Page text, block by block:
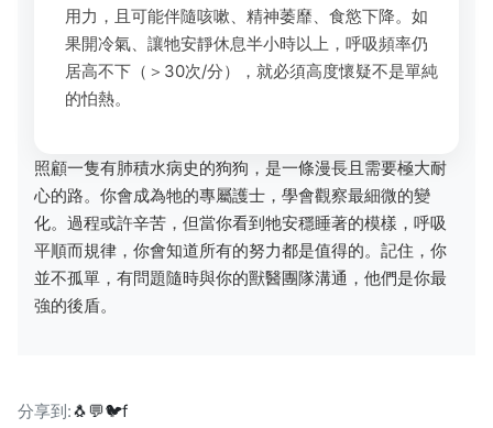
用力，且可能伴隨咳嗽、精神萎靡、食慾下降。如
果開冷氣、讓牠安靜休息半小時以上，呼吸頻率仍
居高不下（＞30次/分），就必須高度懷疑不是單純
的怕熱。
照顧一隻有肺積水病史的狗狗，是一條漫長且需要極大耐
心的路。你會成為牠的專屬護士，學會觀察最細微的變
化。過程或許辛苦，但當你看到牠安穩睡著的模樣，呼吸
平順而規律，你會知道所有的努力都是值得的。記住，你
並不孤單，有問題隨時與你的獸醫團隊溝通，他們是你最
強的後盾。
分享到:🐧💬🐦f